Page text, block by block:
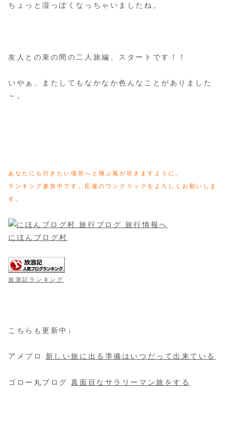
ちょっと湿っぽくなっちゃいましたね。
友人との束の間の二人旅編、スタートです！！
いやぁ、またしてもなかなか色んなことがありました
～。
あなたにも行きたい場所へと飛ぶ風が吹きますように。
ランキング参加中です。応援のワンクリックをよろしくお願いしま
す。
にほんブログ村
放浪記ランキング
こちらも更新中↓
アメブロ 新しい旅に出る準備はいつだって出来ている
ゴロー丸ブログ真面目なサラリーマン旅をする